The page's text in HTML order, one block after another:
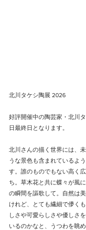
北川タケシ陶展 2026
好評開催中の陶芸家・北川
日最終日となります。
北川さんの描く世界には、
うな景色も含まれているよ
す。誰のものでもない高く
ち。草木花と共に蝶々が風
の瞬間を謳歌して。自然は
けれど、とても繊細で儚く
しさや可愛らしさや優しさ
いるのかなと、うつわを眺